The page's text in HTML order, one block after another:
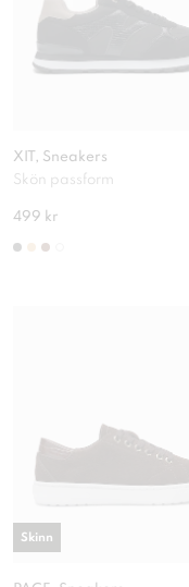
XIT, Sneakers
Skön passform
499 kr
Skinn